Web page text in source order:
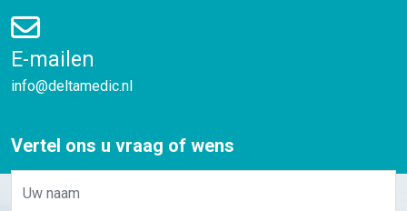
E-mailen
info@deltamedic.nl
Vertel ons u vraag of wens